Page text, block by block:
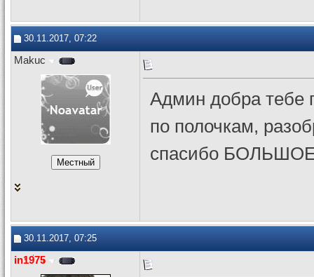
30.11.2017, 07:22
Makuc
Админ добра тебе
по полочкам,
спасибо
30.11.2017, 07:25
in1975